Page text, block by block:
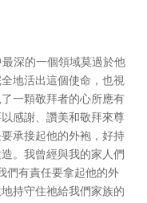
深的一個領域莫過於他
地活出這個使命，也視
一顆敬拜者的心所應有
感謝、讚美和敬拜來尊
承接起他的外袍，好持
。我曾經與我的家人們
們有責任要拿起他的外
持守住祂給我們家族的